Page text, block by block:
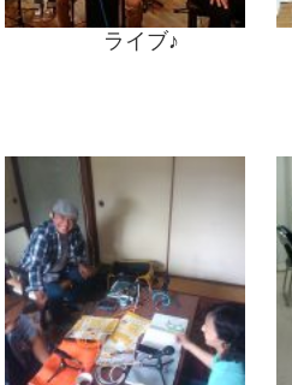
ライブ♪